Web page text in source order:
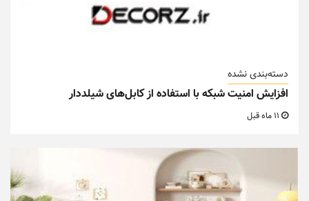
دسته‌بندی نشده
افزایش امنیت شبکه با استفاده از کابل‌های شیلددار